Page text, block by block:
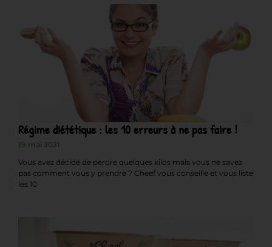
Régime diététique : les 10 erreurs à ne pas faire !
19 mai 2021
Vous avez décidé de perdre quelques kilos mais vous ne savez
pas comment vous y prendre ? Cheef vous conseille et vous liste
les 10